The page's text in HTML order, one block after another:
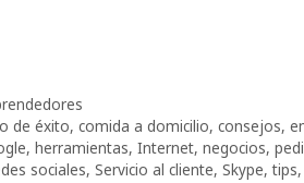
de éxito, comida a domicilio, consejos,
, herramientas, Internet, negocios,
sociales, Servicio al cliente, Skype,tips,